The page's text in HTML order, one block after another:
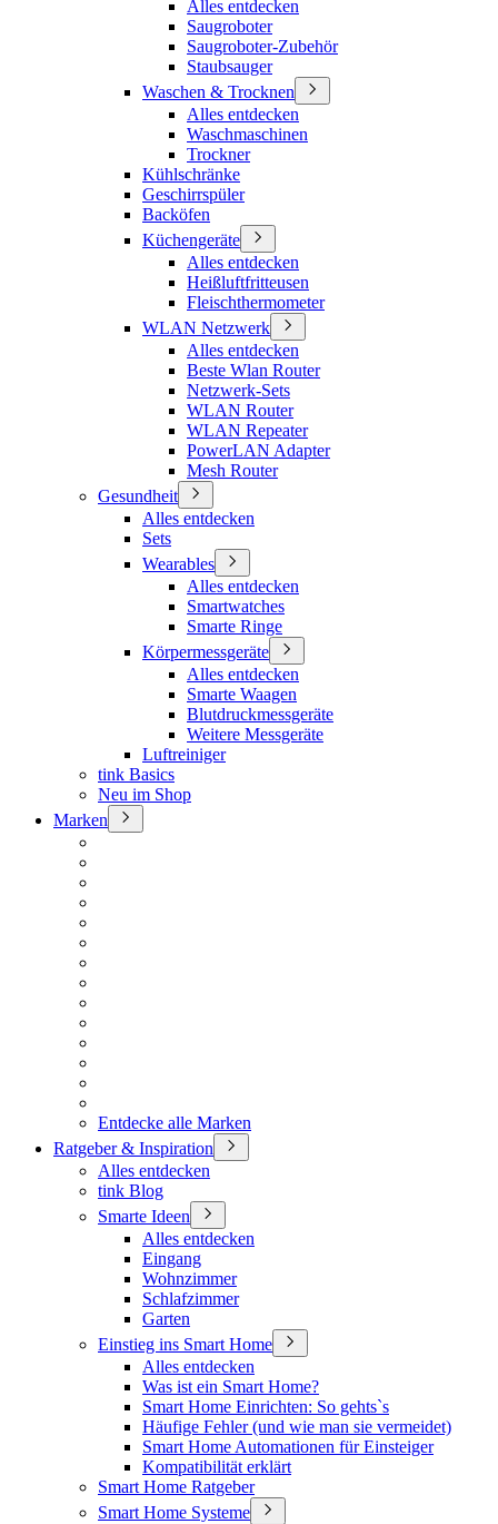
Alles entdecken
Saugroboter
Saugroboter-Zubehör
Staubsauger
Waschen & Trocknen
Alles entdecken
Waschmaschinen
Trockner
Kühlschränke
Geschirrspüler
Backöfen
Küchengeräte
Alles entdecken
Heißluftfritteusen
Fleischthermometer
WLAN Netzwerk
Alles entdecken
Beste Wlan Router
Netzwerk-Sets
WLAN Router
WLAN Repeater
PowerLAN Adapter
Mesh Router
Gesundheit
Alles entdecken
Sets
Wearables
Alles entdecken
Smartwatches
Smarte Ringe
Körpermessgeräte
Alles entdecken
Smarte Waagen
Blutdruckmessgeräte
Weitere Messgeräte
Luftreiniger
tink Basics
Neu im Shop
Marken
Entdecke alle Marken
Ratgeber & Inspiration
Alles entdecken
tink Blog
Smarte Ideen
Alles entdecken
Eingang
Wohnzimmer
Schlafzimmer
Garten
Einstieg ins Smart Home
Alles entdecken
Was ist ein Smart Home?
Smart Home Einrichten: So gehts`s
Häufige Fehler (und wie man sie vermeidet)
Smart Home Automationen für Einsteiger
Kompatibilität erklärt
Smart Home Ratgeber
Smart Home Systeme